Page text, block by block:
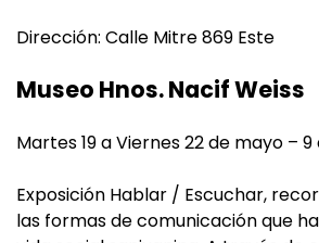
Dirección: Calle Mitre 869 Este
Museo Hnos. Nacif Weiss
Martes 19 a Viernes 22 de mayo – 9
Exposición Hablar / Escuchar,
las formas de comunicación que